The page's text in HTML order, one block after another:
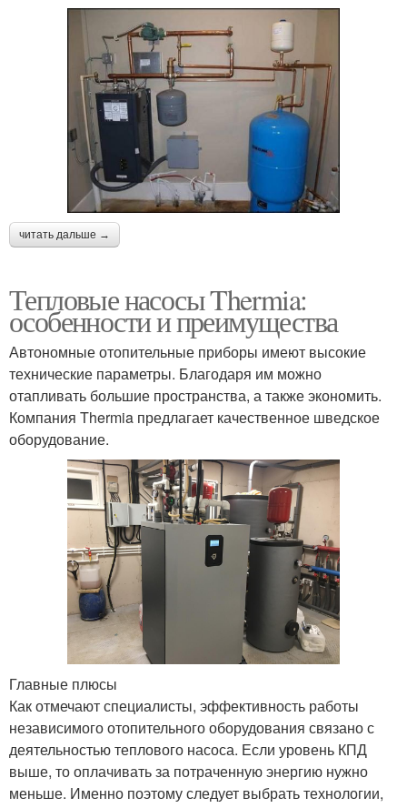
читать дальше →
Тепловые насосы Thermia:
особенности и преимущества
Автономные отопительные приборы имеют высокие
технические параметры. Благодаря им можно
отапливать большие пространства, а также экономить.
Компания Thermia предлагает качественное шведское
оборудование.
Главные плюсы
Как отмечают специалисты, эффективность работы
независимого отопительного оборудования связано с
деятельностью теплового насоса. Если уровень КПД
выше, то оплачивать за потраченную энергию нужно
меньше. Именно поэтому следует выбрать технологии,